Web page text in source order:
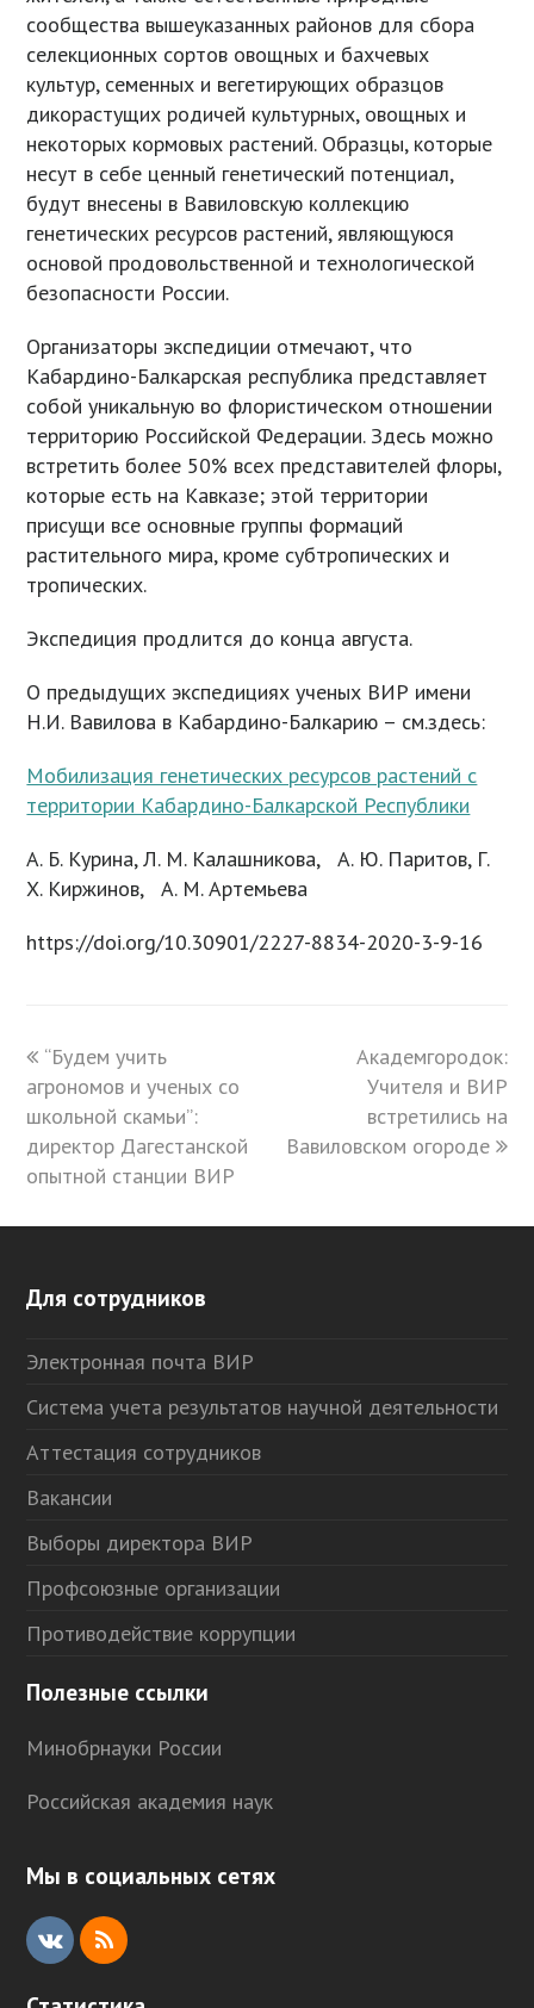
сообщества вышеуказанных районов для сбора
селекционных сортов овощных и бахчевых
культур, семенных и вегетирующих образцов
дикорастущих родичей культурных, овощных и
некоторых кормовых растений. Образцы, которые
несут в себе ценный генетический потенциал,
будут внесены в Вавиловскую коллекцию
генетических ресурсов растений, являющуюся
основой продовольственной и технологической
безопасности России.
Организаторы экспедиции отмечают, что
Кабардино-Балкарская республика представляет
собой уникальную во флористическом отношении
территорию Российской Федерации. Здесь можно
встретить более 50% всех представителей флоры,
которые есть на Кавказе; этой территории
присущи все основные группы формаций
растительного мира, кроме субтропических и
тропических.
Экспедиция продлится до конца августа.
О предыдущих экспедициях ученых ВИР имени
Н.И. Вавилова в Кабардино-Балкарию – см.здесь:
Мобилизация генетических ресурсов растений с
территории Кабардино-Балкарской Республики
А. Б. Курина, Л. М. Калашникова, А. Ю. Паритов, Г.
Х. Киржинов, А. М. Артемьева
https://doi.org/10.30901/2227-8834-2020-3-9-16
previous
post:
“Будем учить
агрономов и ученых со
школьной скамьи”:
директор Дагестанской
опытной станции ВИР
next
post:
Академгородок:
Учителя и ВИР
встретились на
Вавиловском огороде
Для сотрудников
Электронная почта ВИР
Система учета результатов научной деятельности
Аттестация сотрудников
Вакансии
Выборы директора ВИР
Профсоюзные организации
Противодействие коррупции
Полезные ссылки
Минобрнауки России
Российская академия наук
Мы в социальных сетях
V
R